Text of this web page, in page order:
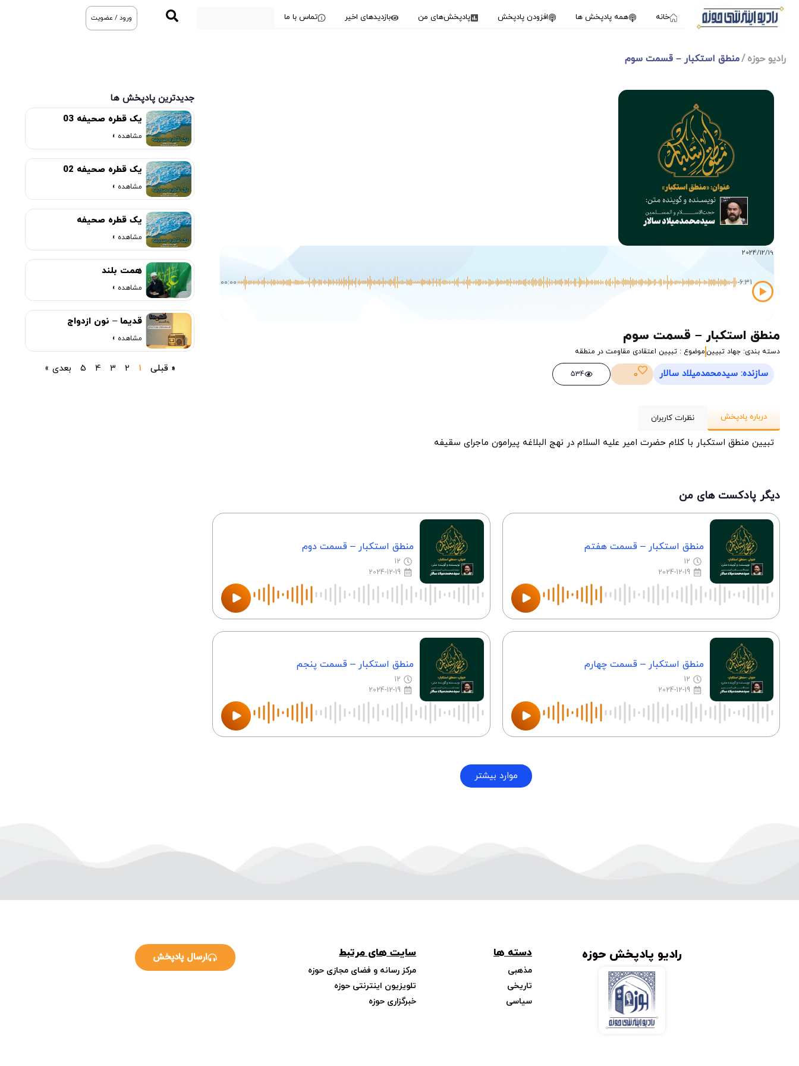
خانه همه پادپخش ها افزودن پادپخش پادپخش‌های من بازدیدهای اخیر تماس با ما ورود / عضویت
رادیو حوزه منطق استکبار – قسمت سوم
2024/12/19
00:00 -6:31
منطق استکبار – قسمت سوم
دسته بندی: جهاد تبیین موضوع : تبیین اعتقادی مقاومت در منطقه
سازنده: سیدمحمدمیلاد سالار 0
534
درباره پادپخش نظرات کاربران
تبیین منطق استکبار با کلام حضرت امیر علیه السلام در نهج البلاغه پیرامون ماجرای سقیفه
دیگر پادکست های من
منطق استکبار – قسمت هفتم
12
2024-12-19
منطق استکبار – قسمت دوم
12
2024-12-19
منطق استکبار – قسمت چهارم
12
2024-12-19
منطق استکبار – قسمت پنجم
12
2024-12-19
موارد بیشتر
جدیدترین پادپخش ها
یک قطره صحیفه 03
مشاهده »
یک قطره صحیفه 02
مشاهده »
یک قطره صحیفه
مشاهده »
همت بلند
مشاهده »
قدیما – نون ازدواج
مشاهده »
« قبلی 1
2
3
4
5 بعدی »
رادیو پادپخش حوزه دسته ها
مذهبی
تاریخی
سیاسی
سایت های مرتبط
مرکز رسانه و فضای مجازی حوزه
تلویزیون اینترنتی حوزه
خبرگزاری حوزه
ارسال پادپخش